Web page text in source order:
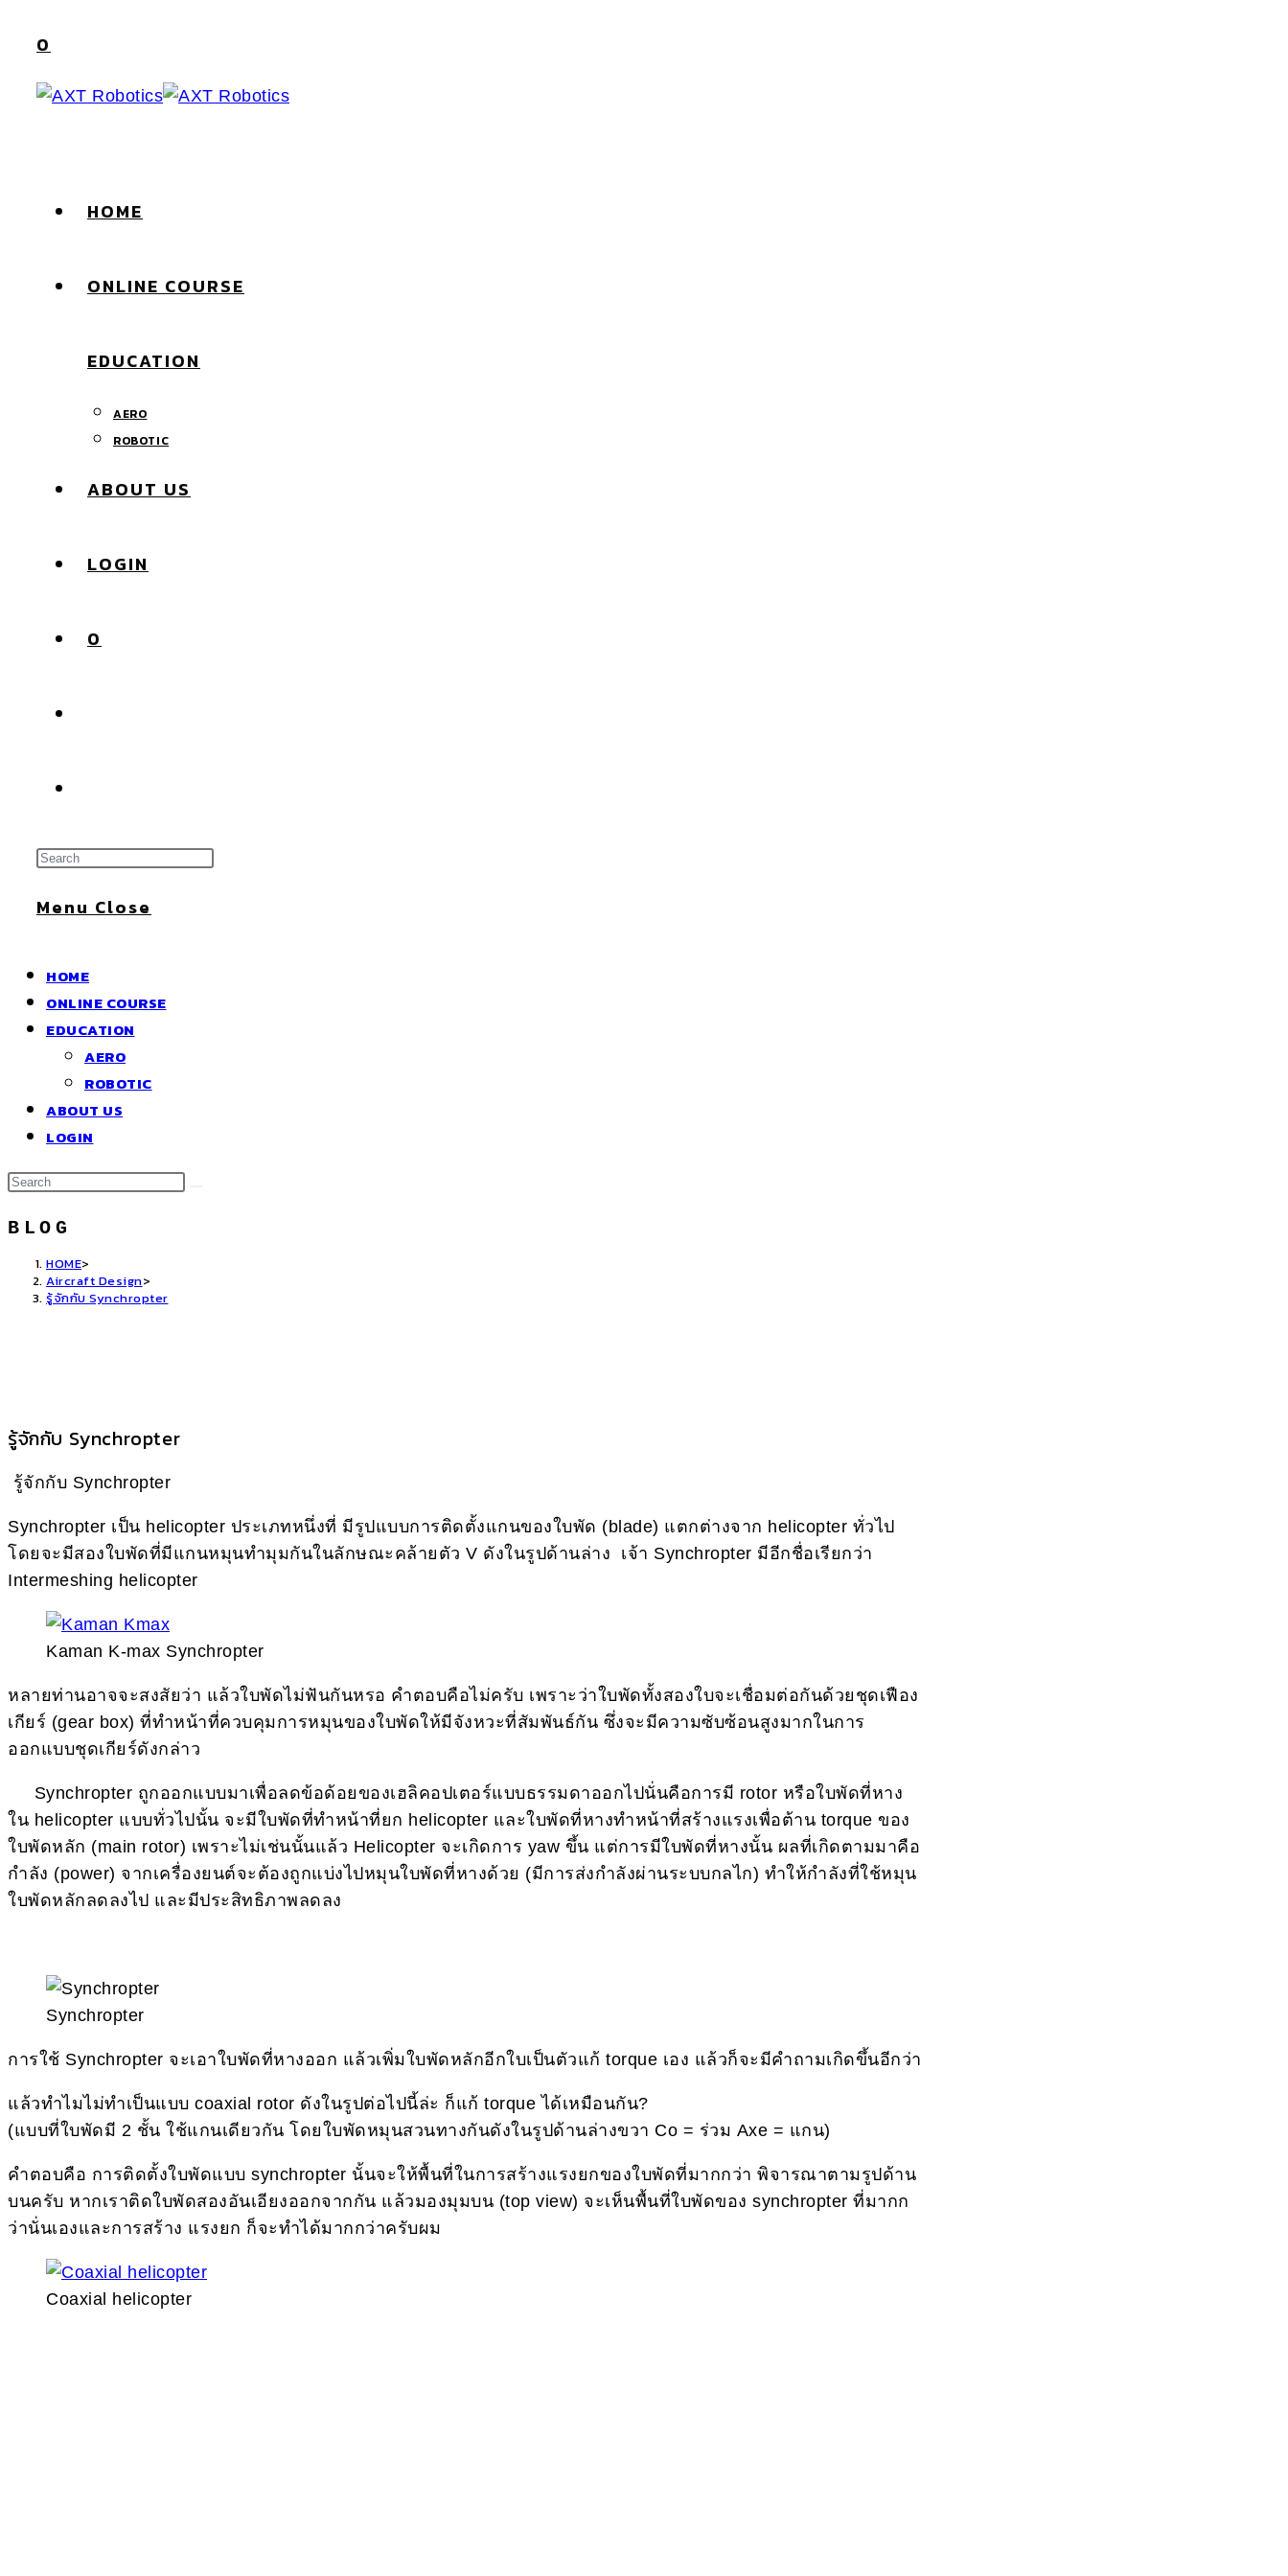
0
HOME
ONLINE COURSE
EDUCATION
AERO
ROBOTIC
ABOUT US
LOGIN
0
Search
Menu Close
HOME
ONLINE COURSE
EDUCATION
AERO
ROBOTIC
ABOUT US
LOGIN
BLOG
HOME>
Aircraft Design>
รู้จักกับ Synchropter
รู้จักกับ Synchropter
รู้จักกับ Synchropter
Synchropter เป็น helicopter ประเภทหนึ่งที่ มีรูปแบบการติดตั้งแกนของใบพัด (blade) แตกต่างจาก helicopter ทั่วไป
โดยจะมีสองใบพัดที่มีแกนหมุนทำมุมกันในลักษณะคล้ายตัว V ดังในรูปด้านล่าง เจ้า Synchropter มีอีกชื่อเรียกว่า
Intermeshing helicopter
Kaman K-max Synchropter
หลายท่านอาจจะสงสัยว่า แล้วใบพัดไม่ฟันกันหรอ คำตอบคือไม่ครับ เพราะว่าใบพัดทั้งสองใบจะเชื่อมต่อกันด้วยชุดเฟือง
เกียร์ (gear box) ที่ทำหน้าที่ควบคุมการหมุนของใบพัดให้มีจังหวะที่สัมพันธ์กัน ซึ่งจะมีความซับซ้อนสูงมากในการ
ออกแบบชุดเกียร์ดังกล่าว
Synchropter ถูกออกแบบมาเพื่อลดข้อด้อยของเฮลิคอปเตอร์แบบธรรมดาออกไปนั่นคือการมี rotor หรือใบพัดที่หาง
ใน helicopter แบบทั่วไปนั้น จะมีใบพัดที่ทำหน้าที่ยก helicopter และใบพัดที่หางทำหน้าที่สร้างแรงเพื่อต้าน torque ของ
ใบพัดหลัก (main rotor) เพราะไม่เช่นนั้นแล้ว Helicopter จะเกิดการ yaw ขึ้น แต่การมีใบพัดที่หางนั้น ผลที่เกิดตามมาคือ
กำลัง (power) จากเครื่องยนต์จะต้องถูกแบ่งไปหมุนใบพัดที่หางด้วย (มีการส่งกำลังผ่านระบบกลไก) ทำให้กำลังที่ใช้หมุน
ใบพัดหลักลดลงไป และมีประสิทธิภาพลดลง
Synchropter
การใช้ Synchropter จะเอาใบพัดที่หางออก แล้วเพิ่มใบพัดหลักอีกใบเป็นตัวแก้ torque เอง แล้วก็จะมีคำถามเกิดขึ้นอีกว่า
แล้วทำไมไม่ทำเป็นแบบ coaxial rotor ดังในรูปต่อไปนี้ล่ะ ก็แก้ torque ได้เหมือนกัน?
(แบบที่ใบพัดมี 2 ชั้น ใช้แกนเดียวกัน โดยใบพัดหมุนสวนทางกันดังในรูปด้านล่างขวา Co = ร่วม Axe = แกน)
คำตอบคือ การติดตั้งใบพัดแบบ synchropter นั้นจะให้พื้นที่ในการสร้างแรงยกของใบพัดที่มากกว่า พิจารณาตามรูปด้าน
บนครับ หากเราติดใบพัดสองอันเอียงออกจากกัน แล้วมองมุมบน (top view) จะเห็นพื้นที่ใบพัดของ synchropter ที่มากก
ว่านั่นเองและการสร้าง แรงยก ก็จะทำได้มากกว่าครับผม
Coaxial helicopter